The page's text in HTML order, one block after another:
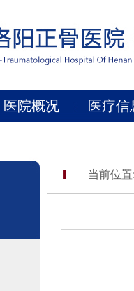
医院概况 医疗信
当前位置